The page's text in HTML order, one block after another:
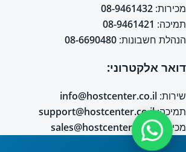
מכירות: 08-9461432
תמיכה: 08-9461421
הנהלת חשבונות: 08-6690480
דואר אלקטרוני:
שירות: info@hostcenter.co.il
תמיכה:support@hostcenter.co.il
מכירות: sales@hostcenter.co.il